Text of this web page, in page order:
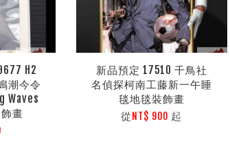
H2
潮今令
Waves
畫
新品預定 17510 千鳥社
名偵探柯南工藤新一午睡
毯地毯裝飾畫
從 NT$ 900 起